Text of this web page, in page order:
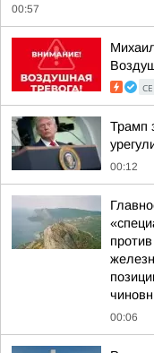
00:57
Трамп
00:12
00:06